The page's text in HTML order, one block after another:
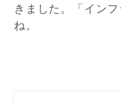
きました。「イン
ね。